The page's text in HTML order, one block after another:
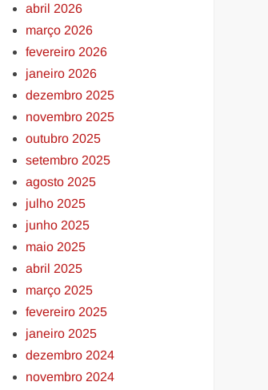
abril 2026
março 2026
fevereiro 2026
janeiro 2026
dezembro 2025
novembro 2025
outubro 2025
setembro 2025
agosto 2025
julho 2025
junho 2025
maio 2025
abril 2025
março 2025
fevereiro 2025
janeiro 2025
dezembro 2024
novembro 2024